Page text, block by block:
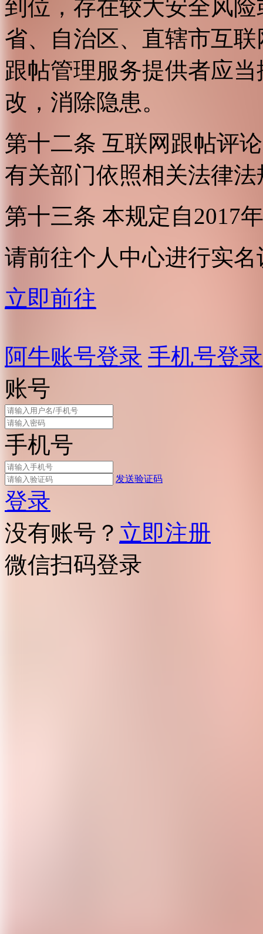
到位，存在较大安全风
省、自治区、直辖市互
跟帖管理服务提供者应
改，消除隐患。
第十二条 互联网跟帖评
有关部门依照相关法律
第十三条 本规定自2017
请前往个人中心进行实名
立即前往
阿牛账号登录 手机号登录
账号
手机号
发送验证码
登录
没有账号？ 立即注册
微信扫码登录